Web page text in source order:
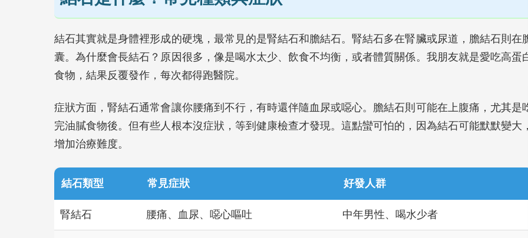
結石其實就是身體裡形成的硬塊，最常見的是腎結石和膽結石。腎結石多在腎臟或尿道，膽結石則在
囊。為什麼會長結石？原因很多，像是喝水太少、飲食不均衡，或者體質關係。我朋友就是愛吃高蛋
食物，結果反覆發作，每次都得跑醫院。
症狀方面，腎結石通常會讓你腰痛到不行，有時還伴隨血尿或噁心。膽結石則可能在上腹痛，尤其是
完油膩食物後。但有些人根本沒症狀，等到健康檢查才發現。這點蠻可怕的，因為結石可能默默變大
增加治療難度。
結石類型 常見症狀 好發人群
腎結石 腰痛、血尿、噁心嘔吐 中年男性、喝水少者